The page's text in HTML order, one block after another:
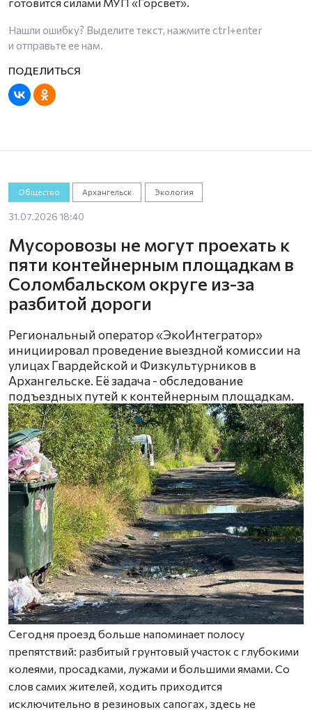
Нашли ошибку? Выделите текст, нажмите ctrl+enter
и отправьте ее нам.
Общество Архангельск Экология
31.07.2026 18:40
Мусоровозы не могут проехать к
пяти контейнерным площадкам в
Соломбальском округе из-за
разбитой дороги
Региональный оператор «ЭкоИнтегратор»
инициировал проведение выездной комиссии на
улицах Гвардейской и Физкультурников в
Архангельске. Её задача - обследование
подъездных путей к контейнерным площадкам.
Сегодня проезд больше напоминает полосу
препятствий: разбитый грунтовый участок с глубокими
колеями, просадками, лужами и большими ямами. Со
слов самих жителей, ходить приходится
исключительно в резиновых сапогах, здесь не